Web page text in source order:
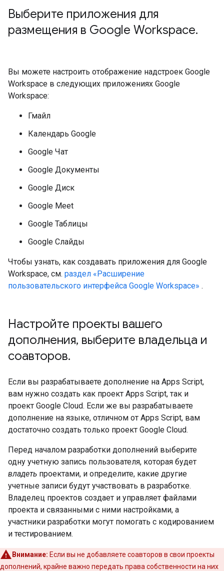
Выберите приложения для
размещения в Google Workspace.
Вы можете настроить отображение надстроек Google
Workspace в следующих приложениях Google
Workspace:
Гмайл
Календарь Google
Google Чат
Google Документы
Google Диск
Google Meet
Google Таблицы
Google Слайды
Чтобы узнать, как создавать приложения для Google
Workspace, см. раздел «Расширение
пользовательского интерфейса Google Workspace» .
Настройте проекты вашего
дополнения, выберите владельца и
соавторов.
Если вы разрабатываете дополнение на Apps Script,
вам нужно создать как проект Apps Script, так и
проект Google Cloud. Если же вы разрабатываете
дополнение на языке, отличном от Apps Script, вам
достаточно создать только проект Google Cloud.
Перед началом разработки дополнений выберите
одну учетную запись пользователя, которая будет
владеть проектами, и определите, какие другие
учетные записи будут участвовать в разработке.
Владелец проектов создает и управляет файлами
проекта и связанными с ними настройками, а
участники разработки могут помогать с кодированием
и тестированием.
Внимание: Если вы не добавляете соавторов в свои проекты
дополнений, крайне важно передать права собственности на них